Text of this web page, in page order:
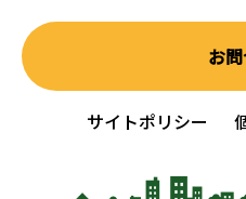
お
サイトポリシー